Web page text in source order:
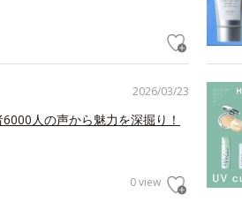
2026/03/23
人の声から魅力を深掘り！
0 view